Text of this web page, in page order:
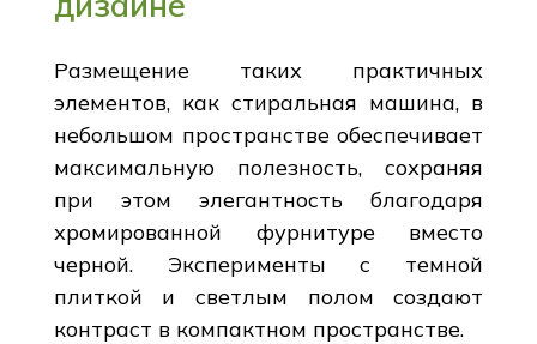
Размещение таких практичных
элементов, как стиральная машина, в
небольшом пространстве обеспечивает
максимальную полезность, сохраняя
при этом элегантность благодаря
хромированной фурнитуре вместо
черной. Эксперименты с темной
плиткой и светлым полом создают
контраст в компактном пространстве.